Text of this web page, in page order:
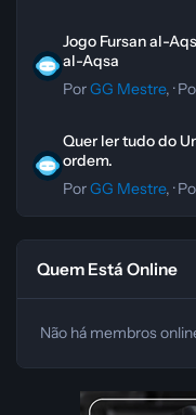
Jogo Fursan al-
al-Aqsa
PorGG Mestre, ·
Quer ler tudo do
ordem.
PorGG Mestre, ·
Quem Está Online
Não há membros